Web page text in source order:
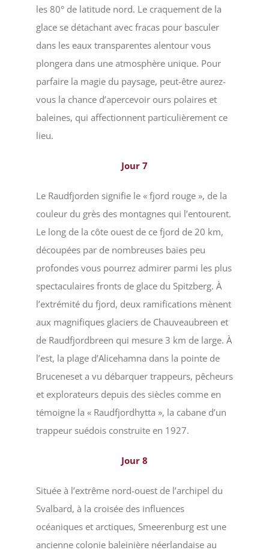
les 80° de latitude nord. Le craquement de la
glace se détachant avec fracas pour basculer
dans les eaux transparentes alentour vous
plongera dans une atmosphère unique. Pour
parfaire la magie du paysage, peut-être aurez-
vous la chance d’apercevoir ours polaires et
baleines, qui affectionnent particulièrement ce
lieu.
Jour 7
Le Raudfjorden signifie le « fjord rouge », de la
couleur du grès des montagnes qui l’entourent.
Le long de la côte ouest de ce fjord de 20 km,
découpées par de nombreuses baies peu
profondes vous pourrez admirer parmi les plus
spectaculaires fronts de glace du Spitzberg. À
l’extrémité du fjord, deux ramifications mènent
aux magnifiques glaciers de Chauveaubreen et
de Raudfjordbreen qui mesure 3 km de large. À
l’est, la plage d’Alicehamna dans la pointe de
Bruceneset a vu débarquer trappeurs, pêcheurs
et explorateurs depuis des siècles comme en
témoigne la « Raudfjordhytta », la cabane d’un
trappeur suédois construite en 1927.
Jour 8
Située à l’extrême nord-ouest de l’archipel du
Svalbard, à la croisée des influences
océaniques et arctiques, Smeerenburg est une
ancienne colonie baleinière néerlandaise au